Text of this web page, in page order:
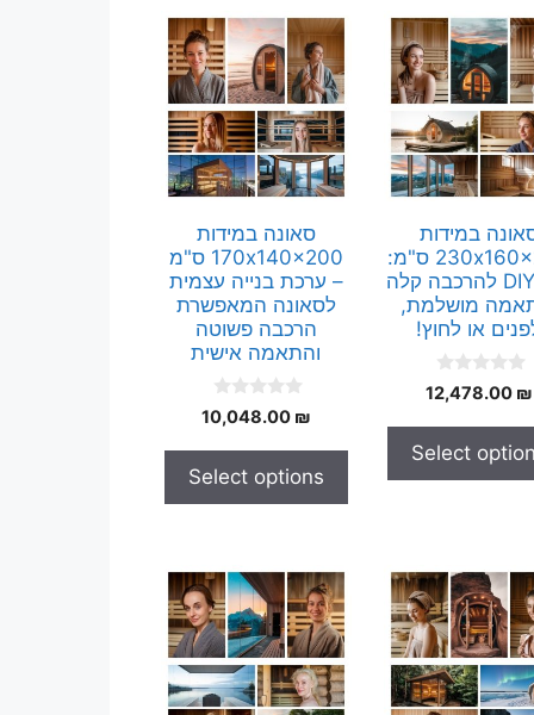
במידות
230x160x200 ס"מ:
קיט DIY להרכבה קלה
מושלמת,
או לחוץ!
0
o
o
5
12,478.00 ₪
Select
סאונה במידות
170x140x200 ס"מ
– ערכת בנייה עצמית
לסאונה המאפשרת
הרכבה פשוטה
והתאמה אישית
0
o
o
5
10,048.00 ₪
Select options